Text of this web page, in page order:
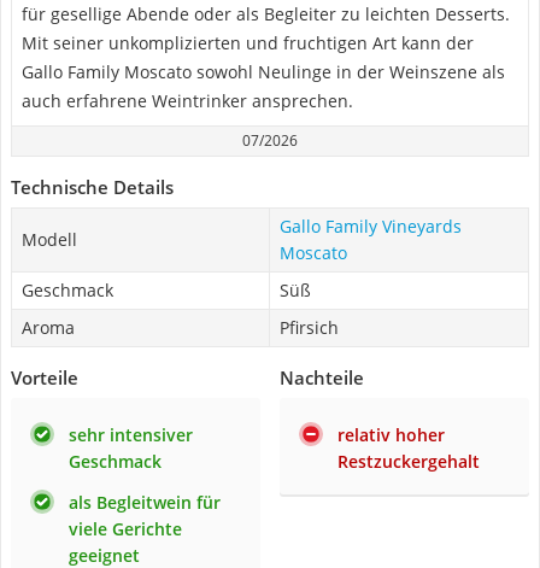
für gesellige Abende oder als Begleiter zu leichten Desserts.
Mit seiner unkomplizierten und fruchtigen Art kann der
Gallo Family Moscato sowohl Neulinge in der Weinszene als
auch erfahrene Weintrinker ansprechen.
07/2026
Technische Details
Modell
Gallo Family Vineyards
Moscato
Geschmack
Süß
Aroma
Pfirsich
Vorteile
sehr intensiver
Geschmack
als Begleitwein für
viele Gerichte
geeignet
Nachteile
relativ hoher
Restzuckergehalt